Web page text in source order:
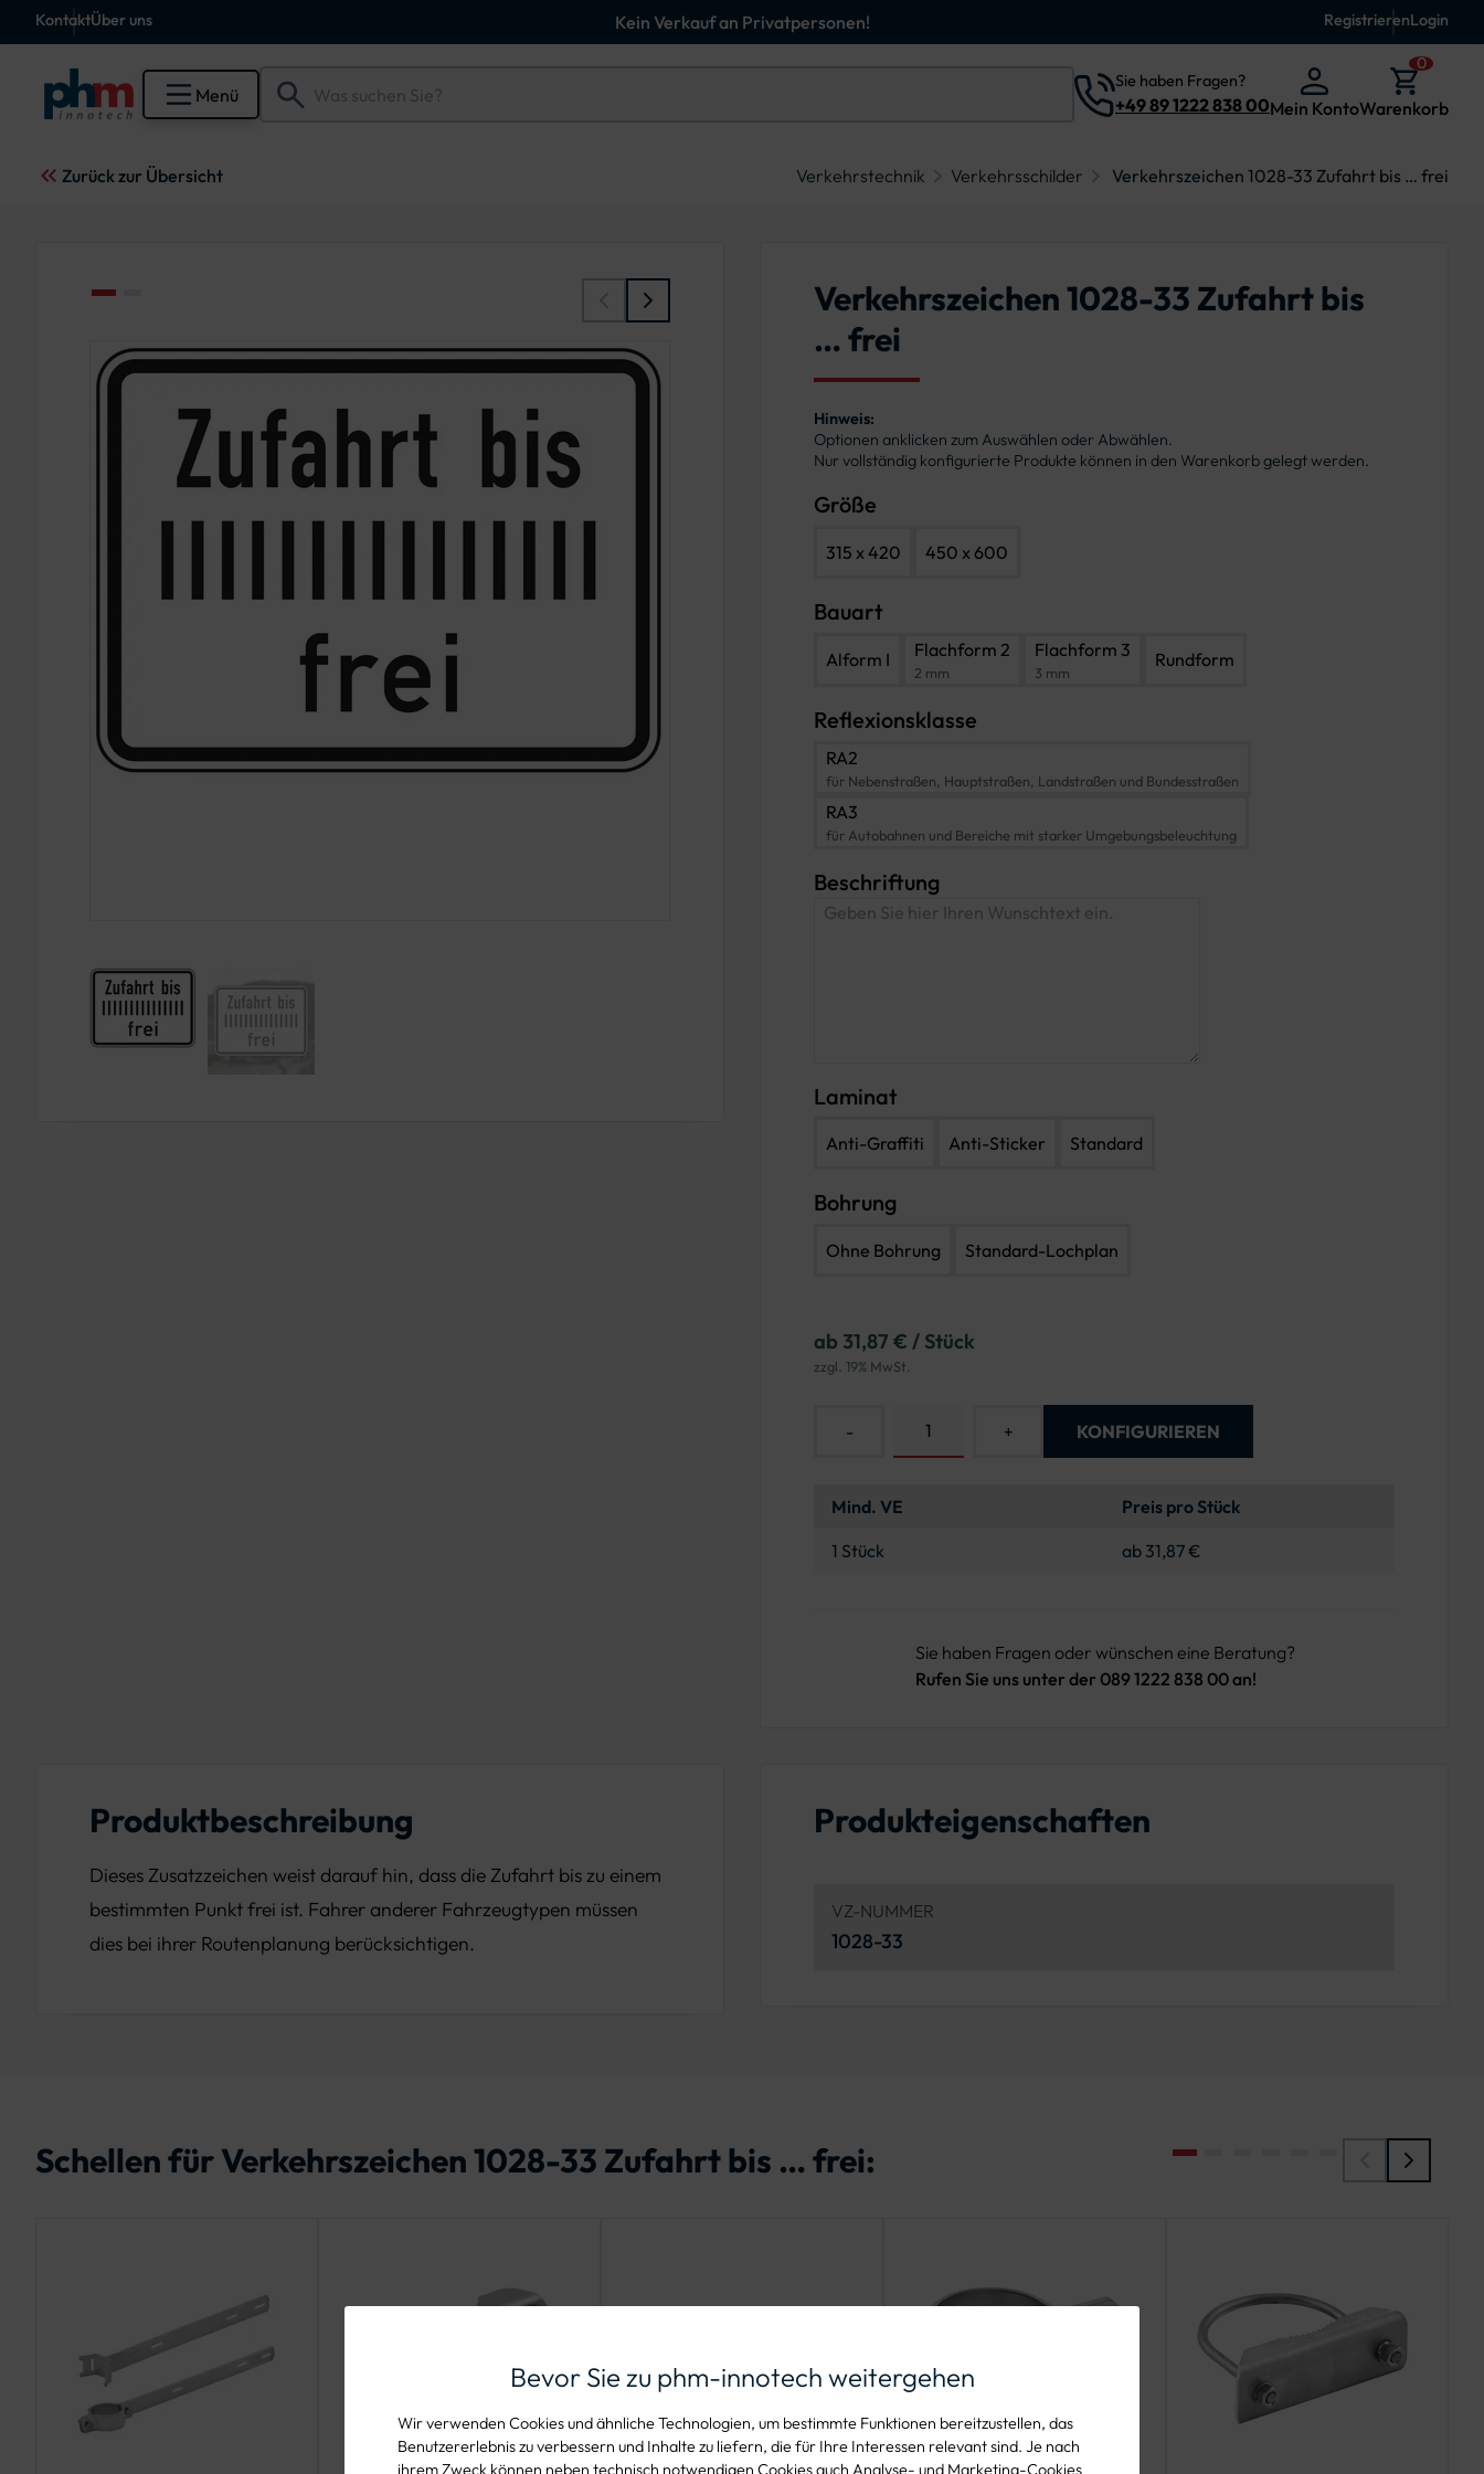
KontaktÜber uns Kein Verkauf an Privatpersonen! RegistrierenLogin
Menü
Sie haben Fragen?
+49 89 1222 838 00Mein Konto
0
Warenkorb
Zurück zur Übersicht Verkehrstechnik Verkehrsschilder Verkehrszeichen 1028-33 Zufahrt bis … frei
Bevor Sie zu phm-innotech weitergehen
Wir verwenden Cookies und ähnliche Technologien, um bestimmte Funktionen bereitzustellen, das
Benutzererlebnis zu verbessern und Inhalte zu liefern, die für Ihre Interessen relevant sind. Je nach
ihrem Zweck können neben technisch notwendigen Cookies auch Analyse- und Marketing-Cookies
Verkehrszeichen 1028-33 Zufahrt bis
… frei
Hinweis:
Optionen anklicken zum Auswählen oder Abwählen.
Nur vollständig konfigurierte Produkte können in den Warenkorb gelegt werden.
Größe
315 x 420 450 x 600
Bauart
Alform I Flachform 2
2 mm
Flachform 3
3 mm
Rundform
Reflexionsklasse
RA2
für Nebenstraßen, Hauptstraßen, Landstraßen und Bundesstraßen
RA3
für Autobahnen und Bereiche mit starker Umgebungsbeleuchtung
Beschriftung
Laminat
Anti-Graffiti Anti-Sticker Standard
Bohrung
Ohne Bohrung Standard-Lochplan
ab 31,87 € / Stück
zzgl. 19% MwSt.
- + KONFIGURIEREN
Mind. VE
Preis pro Stück
1 Stück
ab 31,87 €
Sie haben Fragen oder wünschen eine Beratung?
Rufen Sie uns unter der 089 1222 838 00 an!
Produktbeschreibung
Dieses Zusatzzeichen weist darauf hin, dass die Zufahrt bis zu einem
bestimmten Punkt frei ist. Fahrer anderer Fahrzeugtypen müssen
dies bei ihrer Routenplanung berücksichtigen.
Produkteigenschaften
VZ-NUMMER
1028-33
Schellen für Verkehrszeichen 1028-33 Zufahrt bis … frei: